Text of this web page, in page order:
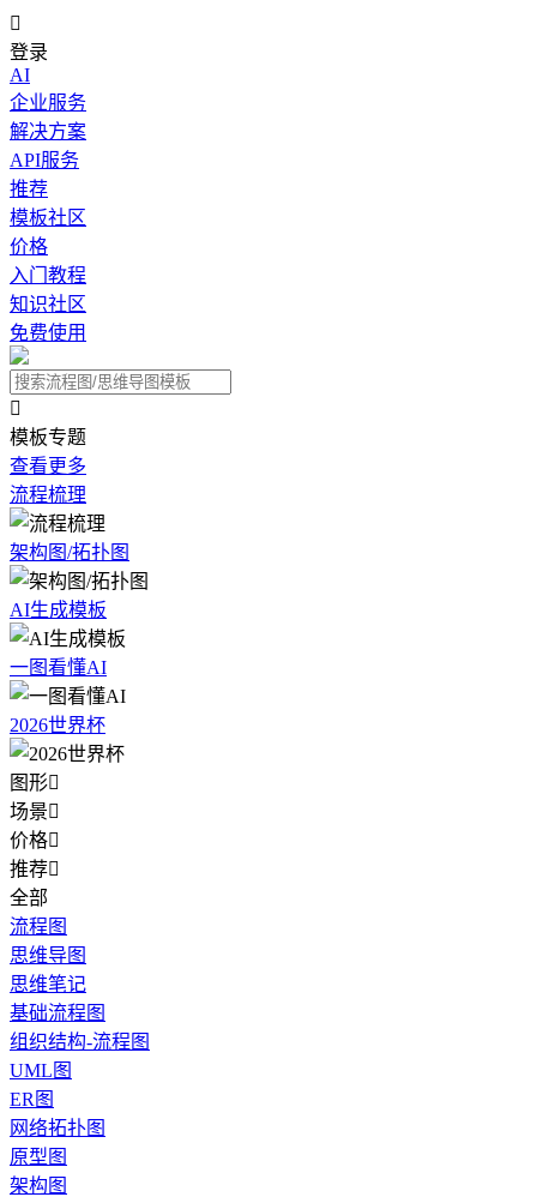

登录
AI
企业服务
解决方案
API服务
推荐
模板社区
价格
入门教程
知识社区
免费使用

模板专题
查看更多
流程梳理
架构图/拓扑图
AI生成模板
一图看懂AI
2026世界杯
图形
场景
价格
推荐
全部
流程图
思维导图
思维笔记
基础流程图
组织结构-流程图
UML图
ER图
网络拓扑图
原型图
架构图